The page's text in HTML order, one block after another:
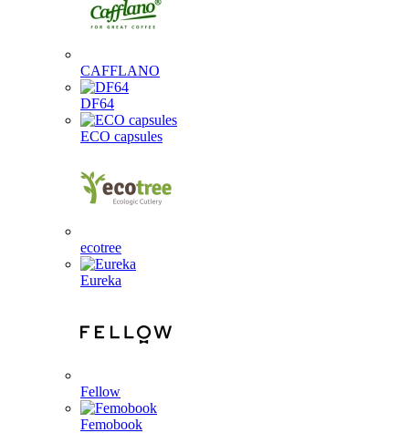
CAFFLANO
DF64
ECO capsules
ecotree
Eureka
Fellow
Femobook